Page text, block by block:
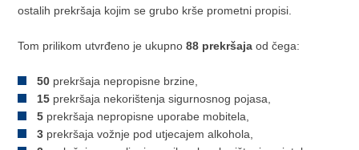
ostalih prekršaja kojim se grubo krše prometni propisi.
Tom prilikom utvrđeno je ukupno88 prekršaja od čega:
50 prekršaja nepropisne brzine,
15 prekršaja nekorištenja sigurnosnog pojasa,
5 prekršaja nepropisne uporabe mobitela,
3 prekršaja vožnje pod utjecajem alkohola,